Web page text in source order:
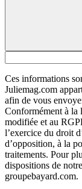
Ces informations
Juliemag.com
afin de vous
Conformément à la
modifiée et au
l’exercice du droit
d’opposition, à la
traitements. Pour
dispositions de notre
groupebayard.com.